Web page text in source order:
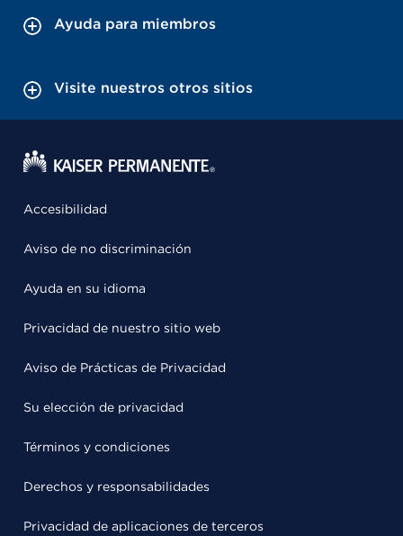
Ayuda para miembros
Visite nuestros otros sitios
Accesibilidad
Aviso de no discriminación
Ayuda en su idioma
Privacidad de nuestro sitio web
Aviso de Prácticas de Privacidad
Su elección de privacidad
Términos y condiciones
Derechos y responsabilidades
Privacidad de aplicaciones de terceros